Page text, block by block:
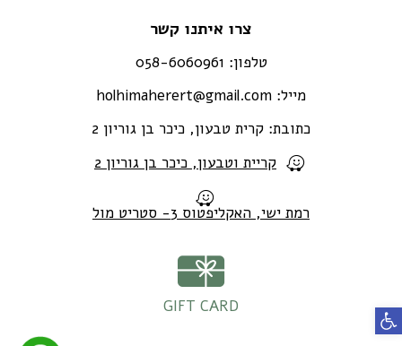
פתח סרגל נגישות
צרו איתנו קשר
טלפון: 058-6060961
מייל: holhimaherert@gmail.com
כתובת: קרית טבעון, כיכר בן גוריון 2
קריית וטבעון, כיכר בן גוריון 2
רמת ישי, האקליפטוס 3- סטריט מול
GIFT CARD